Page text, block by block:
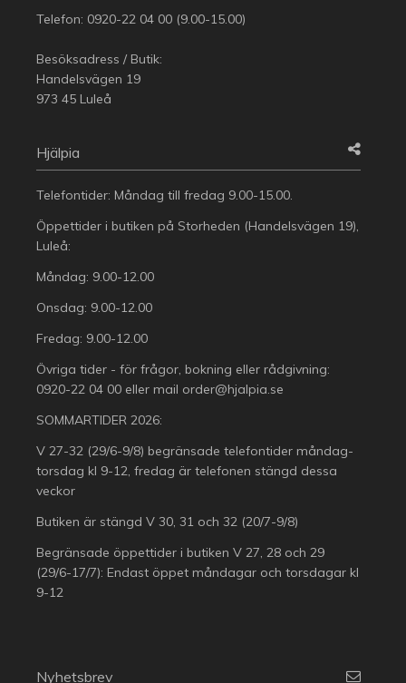
Telefon: 0920-22 04 00 (9.00-15.00)
Besöksadress / Butik:
Handelsvägen 19
973 45 Luleå
Hjälpia
Telefontider: Måndag till fredag 9.00-15.00.
Öppettider i butiken på Storheden (Handelsvägen 19),
Luleå:
Måndag: 9.00-12.00
Onsdag: 9.00-12.00
Fredag: 9.00-12.00
Övriga tider - för frågor, bokning eller rådgivning:
0920-22 04 00 eller mail order@hjalpia.se
SOMMARTIDER 2026:
V 27-32 (29/6-9/8) begränsade telefontider måndag-
torsdag kl 9-12, fredag är telefonen stängd dessa
veckor
Butiken är stängd V 30, 31 och 32 (20/7-9/8)
Begränsade öppettider i butiken V 27, 28 och 29
(29/6-17/7): Endast öppet måndagar och torsdagar kl
9-12
Nyhetsbrev